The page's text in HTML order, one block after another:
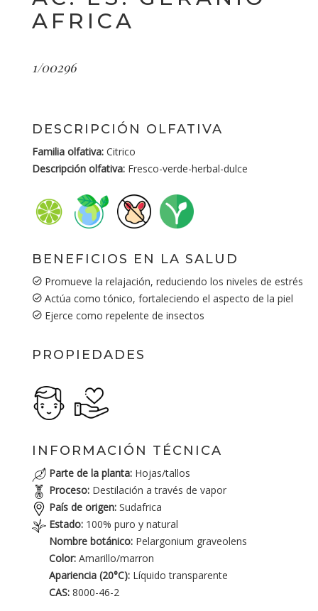
AFRICA
1/00296
DESCRIPCIÓN OLFATIVA
Familia olfativa: Citrico
Descripción olfativa: Fresco-verde-herbal-dulce
BENEFICIOS EN LA SALUD
Promueve la relajación, reduciendo los niveles de estrés
Actúa como tónico, fortaleciendo el aspecto de la piel
Ejerce como repelente de insectos
PROPIEDADES
INFORMACIÓN TÉCNICA
Parte de la planta: Hojas/tallos
Proceso: Destilación a través de vapor
País de origen: Sudafrica
Estado: 100% puro y natural
Nombre botánico: Pelargonium graveolens
Color: Amarillo/marron
Apariencia (20°C): Líquido transparente
CAS: 8000-46-2